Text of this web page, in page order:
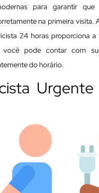
para garantir
na primeira visita.
24 horas proporciona a
você pode contar com
do horário.
Urgente